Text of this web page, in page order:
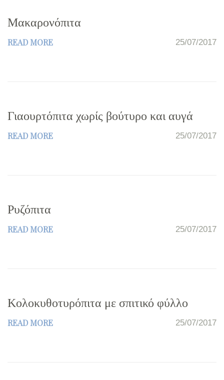
Μακαρονόπιτα
READ MORE 25/07/2017
Γιαουρτόπιτα χωρίς βούτυρο και αυγά
READ MORE 25/07/2017
Ρυζόπιτα
READ MORE 25/07/2017
Κολοκυθοτυρόπιτα με σπιτικό φύλλο
READ MORE 25/07/2017